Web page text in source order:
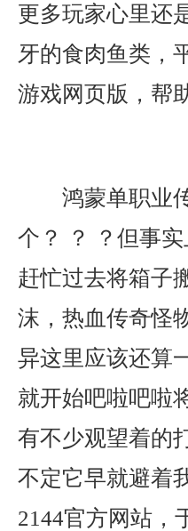
更多玩家心里还
牙的食肉鱼类，
游戏网页版，帮
鸿蒙单职业
个？ ？ ？但事
赶忙过去将箱子
沫，热血传奇怪
异这里应该还算
就开始吧啦吧啦
有不少观望着的
不定它早就避着
2144官方网站，